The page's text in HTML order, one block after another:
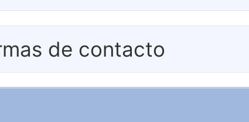
de contacto